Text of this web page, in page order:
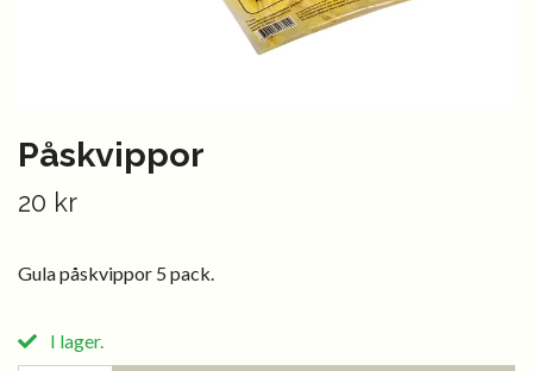
Påskvippor
20 kr
Gula påskvippor 5 pack.
I lager.